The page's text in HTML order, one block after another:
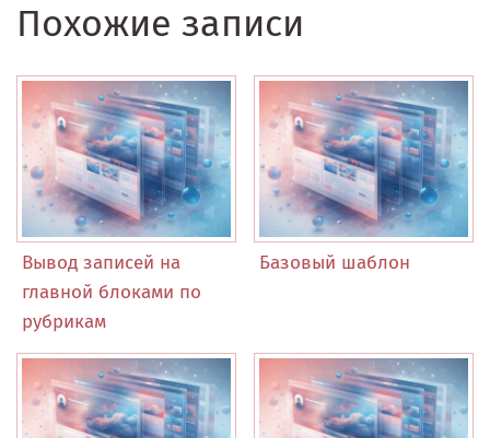
Похожие записи
Вывод записей на
главной блоками по
рубрикам
Базовый шаблон